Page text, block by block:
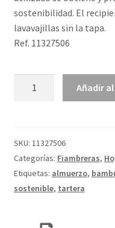
sostenibilidad. El
lavavajillas sin la tapa.
Ref. 11327506
con
tapa
de
bambú
Añadir
SKU: 11327506
Categorías: Fiambreras,
Etiquetas: almuerzo,
sostenible, tartera